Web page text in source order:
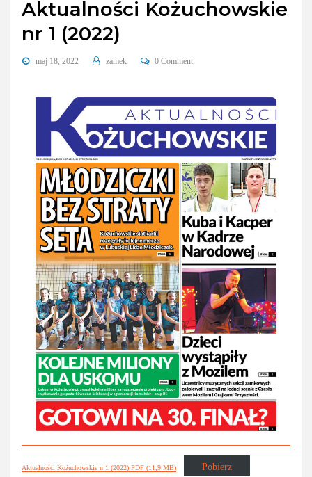
Aktualności Kożuchowskie
nr 1 (2022)
maj 18, 2022 zamek 0 Comment
Aktualności Kożuchowskie n 1 (2022) PDF (11,9 MB) Pobierz